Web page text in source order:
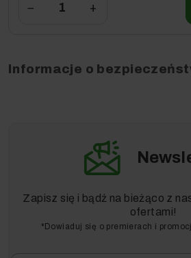
− +
Informacje o
Zapisz się i bądź na bieżąco z
ofertami!
*Dowiaduj się o premierach i